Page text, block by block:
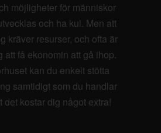
möjligheter för människor
och ha kul. Men att
kräver resurser, och ofta är
att få ekonomin att gå ihop.
kan du enkelt stötta
samtidigt som du handlar
det kostar dig något extra!